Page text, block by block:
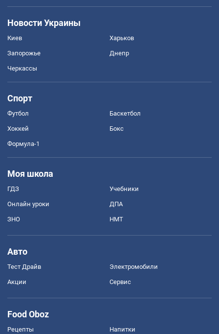
Новости Украины
Киев Харьков
Запорожье Днепр
Черкассы
Спорт
Футбол Баскетбол
Хоккей Бокс
Формула-1
Моя школа
ГДЗ Учебники
Онлайн уроки ДПА
ЗНО НМТ
Авто
Тест Драйв Электромобили
Акции Сервис
Food Oboz
Рецепты Напитки